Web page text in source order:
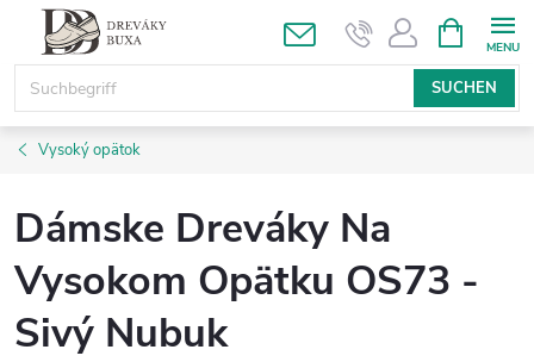
springen
SUCHEN
Vysoký opätok
Dámske Dreváky Na
Vysokom Opätku OS73 -
Sivý Nubuk